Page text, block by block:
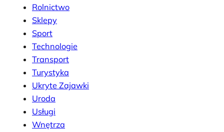
Rolnictwo
Sklepy
Sport
Technologie
Transport
Turystyka
Ukryte Zajawki
Uroda
Usługi
Wnętrza